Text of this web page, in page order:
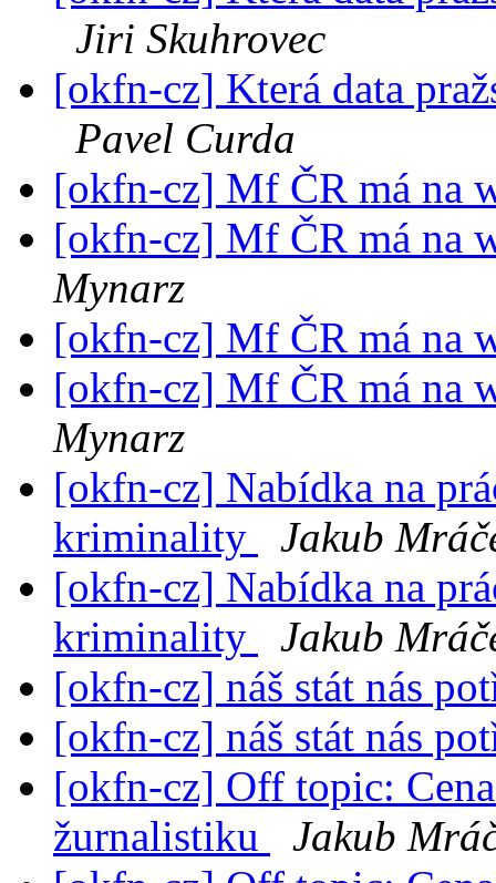
Jiri Skuhrovec
[okfn-cz] Která data
Pavel Curda
[okfn-cz] Mf ČR má na
[okfn-cz] Mf ČR má na
Mynarz
[okfn-cz] Mf ČR má na
[okfn-cz] Mf ČR má na
Mynarz
[okfn-cz] Nabídka na
kriminality
Jakub
[okfn-cz] Nabídka na
kriminality
Jakub
[okfn-cz] náš stát nás
[okfn-cz] náš stát nás
[okfn-cz] Off topic:
žurnalistiku
Jakub